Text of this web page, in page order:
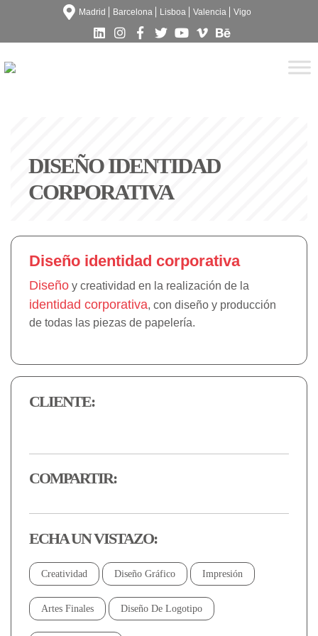
Madrid Barcelona Lisboa Valencia Vigo
DISEÑO IDENTIDAD
CORPORATIVA
Diseño identidad corporativa
Diseño y creatividad en la realización de la
identidad corporativa, con diseño y producción
de todas las piezas de papelería.
CLIENTE:
COMPARTIR:
ECHA UN VISTAZO:
Creatividad Diseño Gráfico Impresión
Artes Finales Diseño De Logotipo